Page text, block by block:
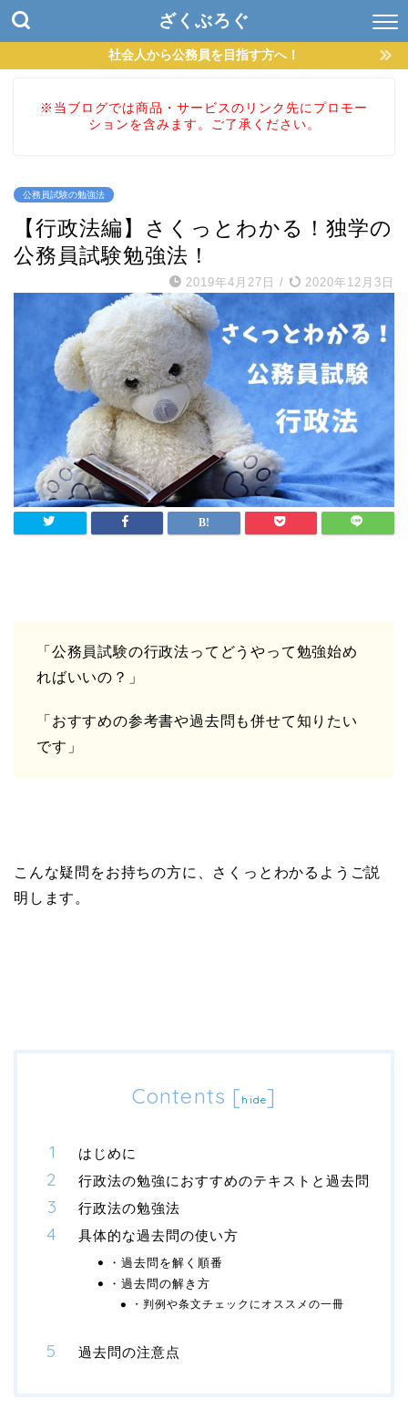
ざくぶろぐ
社会人から公務員を目指す方へ！
※当ブログでは商品・サービスのリンク先にプロモー
ションを含みます。ご了承ください。
公務員試験の勉強法
【行政法編】さくっとわかる！独学の
公務員試験勉強法！
2019年4月27日 / 2020年12月3日
「公務員試験の行政法ってどうやって勉強始め
ればいいの？」
「おすすめの参考書や過去問も併せて知りたい
です」
こんな疑問をお持ちの方に、さくっとわかるようご説
明します。
Contents [ hide]
はじめに
行政法の勉強におすすめのテキストと過去問
行政法の勉強法
具体的な過去問の使い方
・過去問を解く順番
・過去問の解き方
・判例や条文チェックにオススメの一冊
過去問の注意点